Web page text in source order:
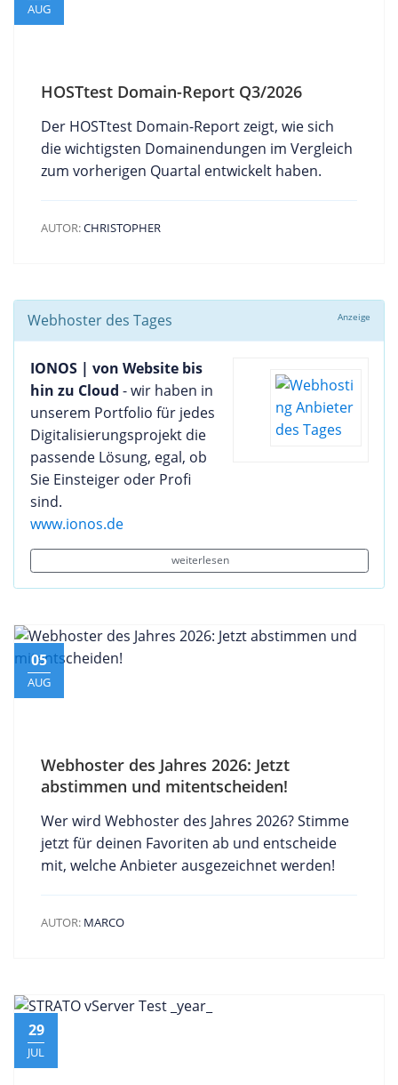
AUG
HOSTtest Domain-Report Q3/2026
Der HOSTtest Domain-Report zeigt, wie sich
die wichtigsten Domainendungen im Vergleich
zum vorherigen Quartal entwickelt haben.
AUTOR:CHRISTOPHER
Webhoster des Tages Anzeige
IONOS | von Website bis
hin zu Cloud - wir haben in
unserem Portfolio für jedes
Digitalisierungsprojekt die
passende Lösung, egal, ob
Sie Einsteiger oder Profi
sind.
www.ionos.de
weiterlesen
05
AUG
Webhoster des Jahres 2026: Jetzt
abstimmen und mitentscheiden!
Wer wird Webhoster des Jahres 2026? Stimme
jetzt für deinen Favoriten ab und entscheide
mit, welche Anbieter ausgezeichnet werden!
AUTOR: MARCO
29
JUL